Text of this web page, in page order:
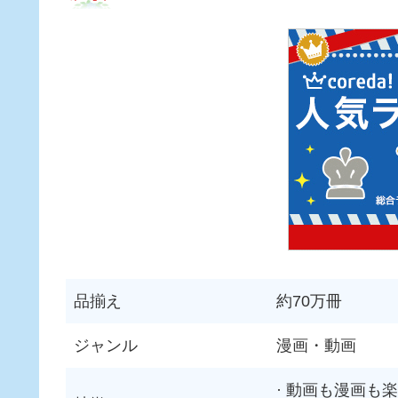
品揃え 約70万冊
ジャンル 漫画・動画
· 動画も漫画も